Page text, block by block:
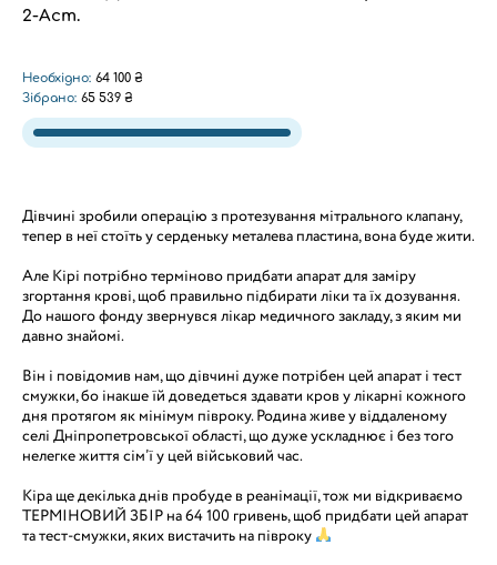
2-Аст.
Необхідно: 64 100 ₴
Зібрано: 65 539 ₴
Дівчині зробили операцію з протезування мітрального клапану,
тепер в неї стоїть у серденьку металева пластина, вона буде жити.
Але Кірі потрібно терміново придбати апарат для заміру
згортання крові, щоб правильно підбирати ліки та їх дозування.
До нашого фонду звернувся лікар медичного закладу, з яким ми
давно знайомі.
Він і повідомив нам, що дівчині дуже потрібен цей апарат і тест
смужки, бо інакше їй доведеться здавати кров у лікарні кожного
дня протягом як мінімум півроку. Родина живе у віддаленому
селі Дніпропетровської області, що дуже ускладнює і без того
нелегке життя сім’ї у цей військовий час.
Кіра ще декілька днів пробуде в реанімації, тож ми відкриваємо
ТЕРМІНОВИЙ ЗБІР на 64 100 гривень, щоб придбати цей апарат
та тест-смужки, яких вистачить на півроку